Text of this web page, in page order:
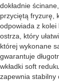
dokładnie
przyciętą fryzurę,
odpowiada z kolei
ostrza, który
której wykonane
gwarantuje
wkładki soft
zapewnia stabilny